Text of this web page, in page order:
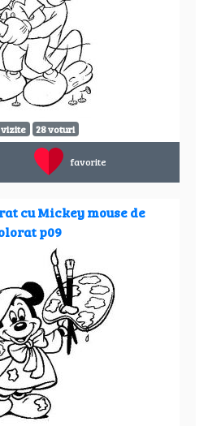
vizite 28 voturi
favorite
cu Mickey mouse de
p09